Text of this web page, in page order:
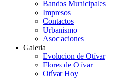
Bandos Municipales
Impresos
Contactos
Urbanismo
Asociaciones
Galeria
Evolucion de Otívar
Flores de Otívar
Otívar Hoy